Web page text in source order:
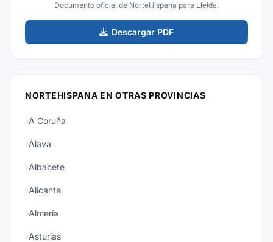
Documento oficial de NorteHispana para Lleida.
Descargar PDF
NORTEHISPANA EN OTRAS PROVINCIAS
A Coruña
Álava
Albacete
Alicante
Almería
Asturias